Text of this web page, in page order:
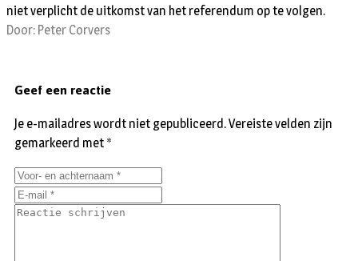
niet verplicht de uitkomst van het referendum op te volgen.
Door: Peter Corvers
Geef een reactie
Je e-mailadres wordt niet gepubliceerd.Vereiste velden zijn
gemarkeerd met *